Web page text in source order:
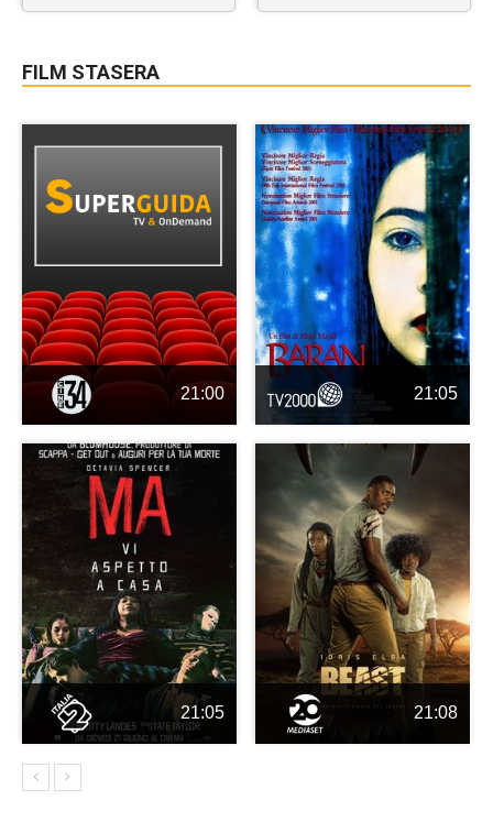
FILM STASERA
21:00 21:05
21:05 21:08